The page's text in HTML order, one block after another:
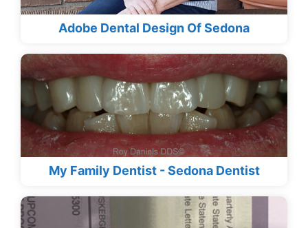
Adobe Dental Design Of Sedona
My Family Dentist - Sedona Dentist